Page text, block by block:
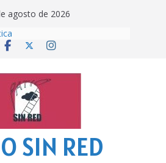
agosto de 2026
hasta entonces…
infinita’ de recomendar
veraniegas
SIN RED